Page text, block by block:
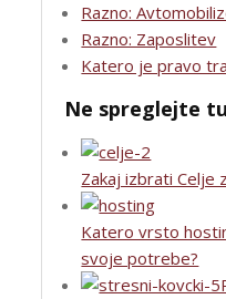
Razno:
Razno: Zaposlitev
Katero je pravo
Ne spreglejte
Zakaj izbrati Celje
Katero vrsto
svoje potrebe?